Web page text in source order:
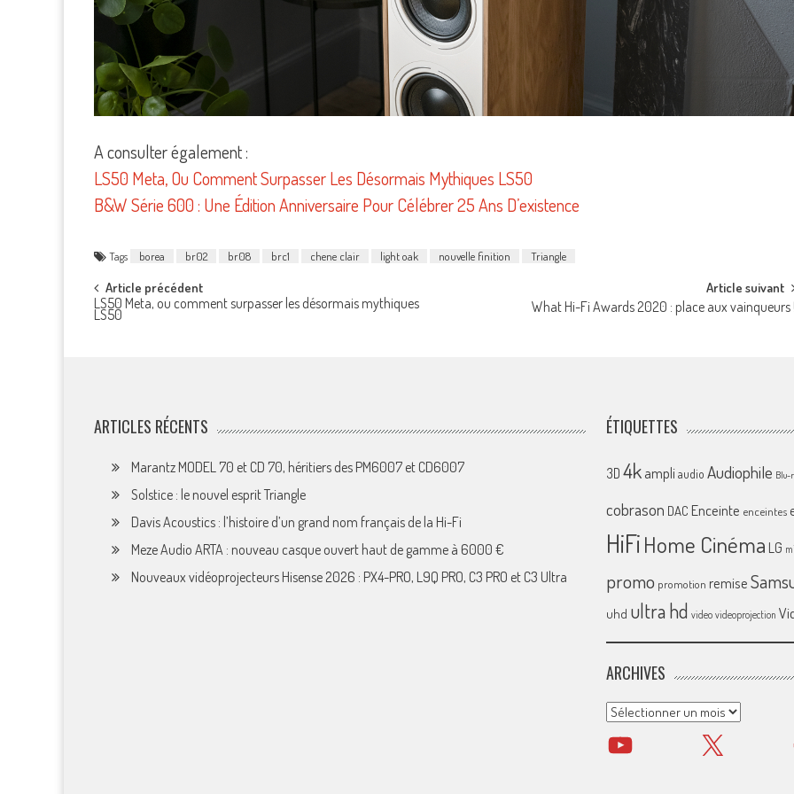
A consulter également :
LS50 Meta, Ou Comment Surpasser Les Désormais Mythiques LS50
B&W Série 600 : Une Édition Anniversaire Pour Célébrer 25 Ans D’existence
Tags borea br02 br08 brc1 chene clair light oak nouvelle finition Triangle
Post
navigation
Article précédent
LS50 Meta, ou comment surpasser les désormais mythiques
LS50
Article suivant
What Hi-Fi Awards 2020 : place aux vainqueurs
ARTICLES RÉCENTS
Marantz MODEL 70 et CD 70, héritiers des PM6007 et CD6007
Solstice : le nouvel esprit Triangle
Davis Acoustics : l’histoire d’un grand nom français de la Hi-Fi
Meze Audio ARTA : nouveau casque ouvert haut de gamme à 6000 €
Nouveaux vidéoprojecteurs Hisense 2026 : PX4-PRO, L9Q PRO, C3 PRO et C3 Ultra
ÉTIQUETTES
3D 4k ampliaudio Audiophile Blu-
cobrason DAC Enceinte enceintes
HiFiHome Cinéma LG
promo promotion remise
uhd ultra hd video videoprojection
ARCHIVES
Archives
YouTube X